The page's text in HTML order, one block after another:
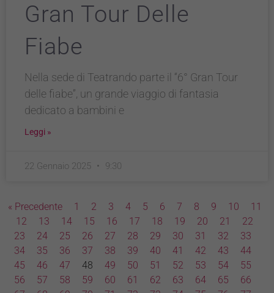
Gran Tour Delle
Fiabe
Nella sede di Teatrando parte il “6° Gran Tour
delle fiabe”, un grande viaggio di fantasia
dedicato a bambini e
Leggi »
22 Gennaio 2025 9:30
« Precedente 1 2 3 4 5 6 7 8 9 10
11
12
13 14 15 16 17 18 19 20 21
22
23
24 25 26 27 28 29 30 31 32
33
34
35 36 37 38 39 40 41 42 43
44
45
46 47 48 49 50 51 52 53 54
55
56
57 58 59 60 61 62 63 64 65
66